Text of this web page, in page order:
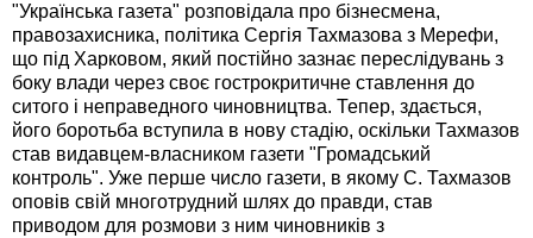
"Українська газета" розповідала про бізнесмена,
правозахисника, політика Сергія Тахмазова з Мерефи,
що під Харковом, який постійно зазнає переслідувань з
боку влади через своє гострокритичне ставлення до
ситого і неправедного чиновництва. Тепер, здається,
його боротьба вступила в нову стадію, оскільки Тахмазов
став видавцем-власником газети "Громадський
контроль". Уже перше число газети, в якому С. Тахмазов
оповів свій многотрудний шлях до правди, став
приводом для розмови з ним чиновників з